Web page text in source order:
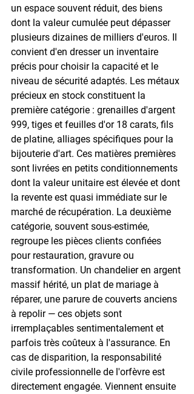
un espace souvent réduit, des biens
dont la valeur cumulée peut dépasser
plusieurs dizaines de milliers d'euros. Il
convient d'en dresser un inventaire
précis pour choisir la capacité et le
niveau de sécurité adaptés. Les métaux
précieux en stock constituent la
première catégorie : grenailles d'argent
999, tiges et feuilles d'or 18 carats, fils
de platine, alliages spécifiques pour la
bijouterie d'art. Ces matières premières
sont livrées en petits conditionnements
dont la valeur unitaire est élevée et dont
la revente est quasi immédiate sur le
marché de récupération. La deuxième
catégorie, souvent sous-estimée,
regroupe les pièces clients confiées
pour restauration, gravure ou
transformation. Un chandelier en argent
massif hérité, un plat de mariage à
réparer, une parure de couverts anciens
à repolir — ces objets sont
irremplaçables sentimentalement et
parfois très coûteux à l'assurance. En
cas de disparition, la responsabilité
civile professionnelle de l'orfèvre est
directement engagée. Viennent ensuite